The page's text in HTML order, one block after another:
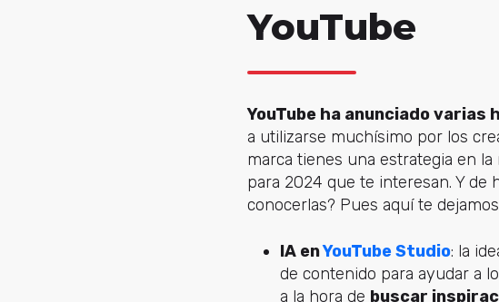
YouTube
YouTube ha anunciado
a utilizarse muchísimo por los
marca tienes una estrategia en
para 2024 que te interesan. Y de
conocerlas? Pues aquí te
IA enYouTube Studio: la
de contenido para ayudar a
a la hora de buscar